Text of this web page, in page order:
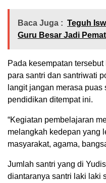
Baca Juga : Teguh
Guru Besar Jadi
Pada kesempatan
para santri dan santriwati
langit jangan merasa
pendidikan ditempat ini.
“Kegiatan pembelajaran
melangkah kedepan yang
masyarakat, agama,
Jumlah santri yang di
diantaranya santri laki laki